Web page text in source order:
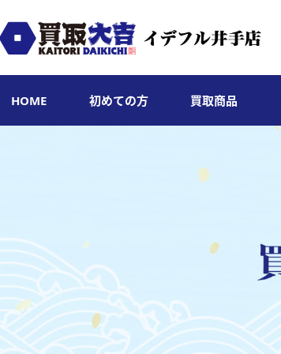
HOME 初めての方 買取商品